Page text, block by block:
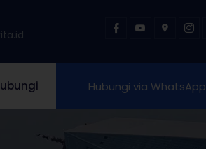
Hubungi via WhatsApp